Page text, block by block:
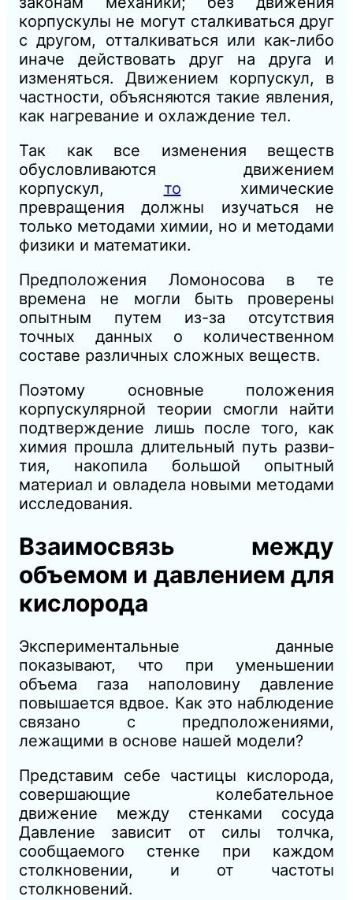
корпускулы не мо­гут сталкиваться друг
с другом, отталкиваться или как-либо
иначе действовать друг на друга и
изменяться. Движением кор­пускул, в
частности, объясняются такие явления,
как нагревание и охлаждение тел.
Так как все изменения веществ
обусловли­ваются движением
корпускул, то химические
превращения должны изучаться не
только методами химии, но и методами
фи­зики и математики.
Предположения Ломоносова в те
времена не могли быть про­верены
опытным путем из-за отсутствия
точных данных о количе­ственном
составе различных сложных веществ.
Поэтому основ­ные положения
корпускулярной теории смогли найти
подтвержде­ние лишь после того, как
химия прошла длительный путь разви­
тия, накопила большой опытный
материал и овладела новыми методами
исследования.
Взаимосвязь между
объемом и давлением для
кислорода
Экспериментальные данные
показывают, что при уменьшении
объема газа наполовину давление
повышается вдвое. Как это наблюдение
связано с предположениями,
лежащими в основе нашей модели?
Представим себе частицы кислорода,
совершающие колебательное
движение между стенками сосуда
Давление зависит от силы толчка,
сообщаемого стенке при каждом
столкновении, и от частоты
столкновений.